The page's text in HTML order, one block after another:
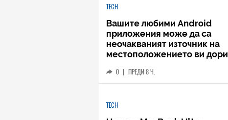
TECH
Вашите любими Android
приложения може да са
неочакваният източник на
местоположението ви дори
0 | ПРЕДИ 8 Ч.
TECH